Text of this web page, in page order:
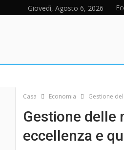
Giovedì, Agosto 6, 2026
Casa Economia Gestione
Gestione delle
eccellenza e